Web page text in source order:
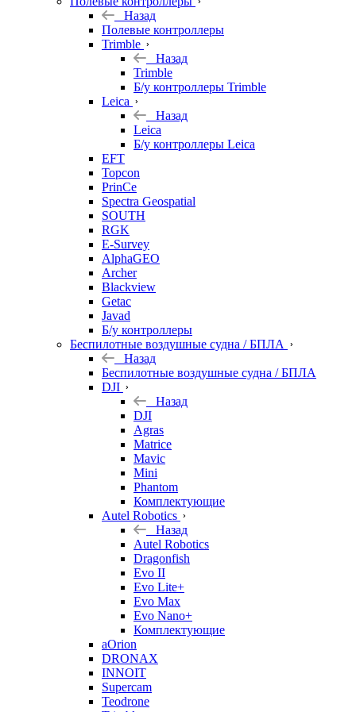
Назад
Полевые контроллеры
Trimble
Назад
Trimble
Б/у контроллеры Trimble
Leica
Назад
Leica
Б/у контроллеры Leica
EFT
Topcon
PrinCe
Spectra Geospatial
SOUTH
RGK
E-Survey
AlphaGEO
Archer
Blackview
Getac
Javad
Б/у контроллеры
Беспилотные воздушные судна / БПЛА
Назад
Беспилотные воздушные судна / БПЛА
DJI
Назад
DJI
Agras
Matrice
Mavic
Mini
Phantom
Комплектующие
Autel Robotics
Назад
Autel Robotics
Dragonfish
Evo II
Evo Lite+
Evo Max
Evo Nano+
Комплектующие
aOrion
DRONAX
INNOIT
Supercam
Teodrone